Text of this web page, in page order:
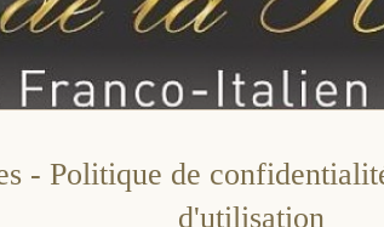
- Politique de
d'utilisation